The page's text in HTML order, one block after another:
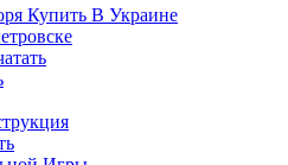
Купить В Украине